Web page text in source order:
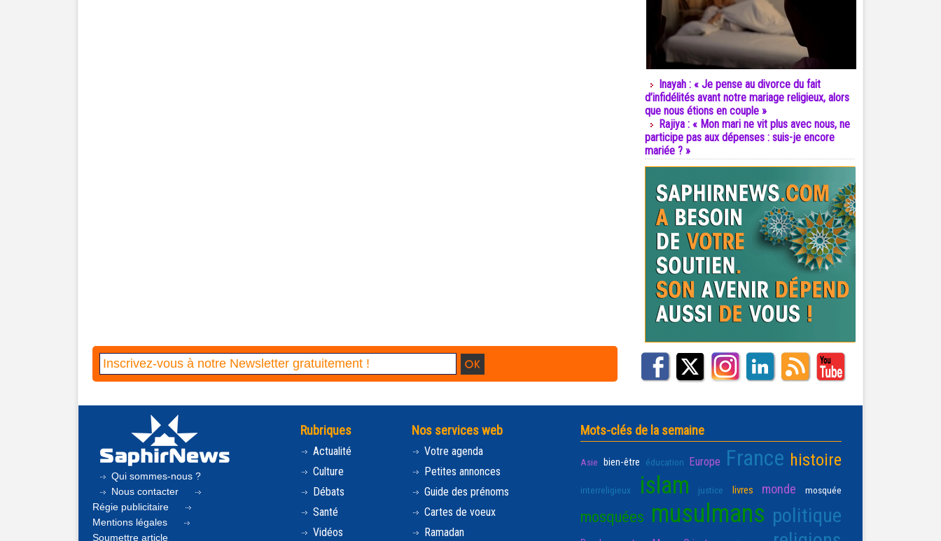
Inayah : « Je pense au divorce du fait
d’infidélités avant notre mariage religieux, alors
que nous étions en couple »
Rajiya : « Mon mari ne vit plus avec nous, ne
participe pas aux dépenses : suis-je encore
mariée ? »
Qui sommes-nous ?
Nous contacter
Régie publicitaire
Mentions légales
Soumettre article
Rubriques
Actualité
Culture
Débats
Santé
Vidéos
Nos services web
Votre agenda
Petites annonces
Guide des prénoms
Cartes de voeux
Ramadan
Mots-clés de la semaine
Asie bien-être éducation Europe France histoire
interreligieux islam justice livres monde mosquée
mosquées musulmans politique